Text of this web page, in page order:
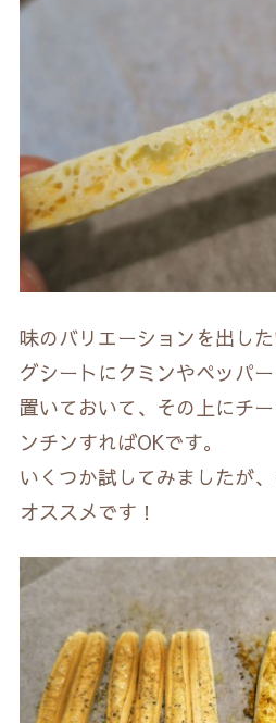
味のバリエーションを出し
グシートにクミンやペッパ
置いておいて、その上にチ
ンチンすればOKです。
いくつか試してみましたが
オススメです！